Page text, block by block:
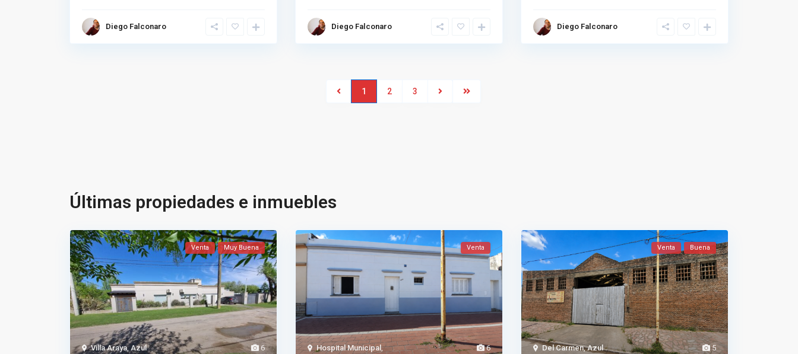
Diego Falconaro Diego Falconaro Diego Falconaro
1 2 3
Últimas propiedades e inmuebles
6
Villa Araya, Azul
Venta Muy Buena
6
Hospital Municipal,
Venta
5
Del Carmen,Azul
Venta Buena